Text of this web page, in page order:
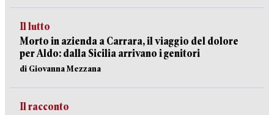
Il lutto
Morto in azienda a Carrara, il viaggio del dolore
per Aldo: dalla Sicilia arrivano i genitori
di Giovanna Mezzana
Il racconto